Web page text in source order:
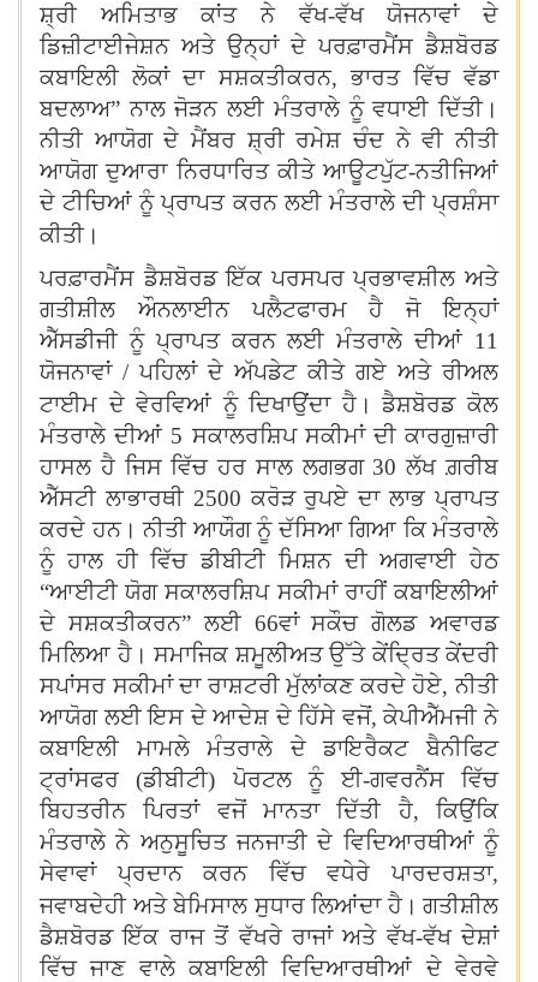
ਸ਼੍ਰੀ ਅਮਿਤਾਭ ਕਾਂਤ ਨੇ ਵੱਖ-ਵੱਖ ਯੋਜਨਾਵਾਂ ਦੇ
ਡਿਜ਼ੀਟਾਈਜੇਸ਼ਨ ਅਤੇ ਉਨ੍ਹਾਂ ਦੇ ਪਰਫ਼ਾਰਮੈਂਸ ਡੈਸ਼ਬੋਰਡ
ਕਬਾਇਲੀ ਲੋਕਾਂ ਦਾ ਸਸ਼ਕਤੀਕਰਨ,ਭਾਰਤ ਵਿੱਚ ਵੱਡਾ
ਬਦਲਾਅ”ਨਾਲ ਜੋੜਨ ਲਈ ਮੰਤਰਾਲੇ ਨੂੰ ਵਧਾਈ ਦਿੱਤੀ।
ਨੀਤੀ ਆਯੋਗ ਦੇ ਮੈਂਬਰ ਸ਼੍ਰੀ ਰਮੇਸ਼ ਚੰਦ ਨੇ ਵੀ ਨੀਤੀ
ਆਯੋਗ ਦੁਆਰਾ ਨਿਰਧਾਰਿਤ ਕੀਤੇ ਆਊਟਪੁੱਟ-ਨਤੀਜਿਆਂ
ਦੇ ਟੀਚਿਆਂ ਨੂੰ ਪ੍ਰਾਪਤ ਕਰਨ ਲਈ ਮੰਤਰਾਲੇ ਦੀ ਪ੍ਰਸ਼ੰਸਾ
ਕੀਤੀ।
ਪਰਫ਼ਾਰਮੈਂਸ ਡੈਸ਼ਬੋਰਡ ਇੱਕ ਪਰਸਪਰ ਪ੍ਰਭਾਵਸ਼ੀਲ ਅਤੇ
ਗਤੀਸ਼ੀਲ ਔਨਲਾਈਨ ਪਲੈਟਫਾਰਮ ਹੈ ਜੋ ਇਨ੍ਹਾਂ
ਐੱਸਡੀਜੀ ਨੂੰ ਪ੍ਰਾਪਤ ਕਰਨ ਲਈ ਮੰਤਰਾਲੇ ਦੀਆਂ 11
ਯੋਜਨਾਵਾਂ / ਪਹਿਲਾਂ ਦੇ ਅੱਪਡੇਟ ਕੀਤੇ ਗਏ ਅਤੇ ਰੀਅਲ
ਟਾਈਮ ਦੇ ਵੇਰਵਿਆਂ ਨੂੰ ਦਿਖਾਉਂਦਾ ਹੈ। ਡੈਸ਼ਬੋਰਡ ਕੋਲ
ਮੰਤਰਾਲੇ ਦੀਆਂ 5 ਸਕਾਲਰਸ਼ਿਪ ਸਕੀਮਾਂ ਦੀ ਕਾਰਗੁਜ਼ਾਰੀ
ਹਾਸਲ ਹੈ ਜਿਸ ਵਿੱਚ ਹਰ ਸਾਲ ਲਗਭਗ 30 ਲੱਖ ਗ਼ਰੀਬ
ਐੱਸਟੀ ਲਾਭਾਰਥੀ 2500 ਕਰੋੜ ਰੁਪਏ ਦਾ ਲਾਭ ਪ੍ਰਾਪਤ
ਕਰਦੇ ਹਨ। ਨੀਤੀ ਆਯੌਗ ਨੂੰ ਦੱਸਿਆ ਗਿਆ ਕਿ ਮੰਤਰਾਲੇ
ਨੂੰ ਹਾਲ ਹੀ ਵਿੱਚ ਡੀਬੀਟੀ ਮਿਸ਼ਨ ਦੀ ਅਗਵਾਈ ਹੇਠ
“ਆਈਟੀ ਯੋਗ ਸਕਾਲਰਸ਼ਿਪ ਸਕੀਮਾਂ ਰਾਹੀਂ ਕਬਾਇਲੀਆਂ
ਦੇ ਸਸ਼ਕਤੀਕਰਨ”ਲਈ 66ਵਾਂ ਸਕੌਚ ਗੋਲਡ ਅਵਾਰਡ
ਮਿਲਿਆ ਹੈ। ਸਮਾਜਿਕ ਸ਼ਮੂਲੀਅਤ ਉੱਤੇ ਕੇਂਦ੍ਰਿਤ ਕੇਂਦਰੀ
ਸਪਾਂਸਰ ਸਕੀਮਾਂ ਦਾ ਰਾਸ਼ਟਰੀ ਮੁੱਲਾਂਕਣ ਕਰਦੇ ਹੋਏ,ਨੀਤੀ
ਆਯੋਗ ਲਈ ਇਸ ਦੇ ਆਦੇਸ਼ ਦੇ ਹਿੱਸੇ ਵਜੋਂ,ਕੇਪੀਐੱਮਜੀ ਨੇ
ਕਬਾਇਲੀ ਮਾਮਲੇ ਮੰਤਰਾਲੇ ਦੇ ਡਾਇਰੈਕਟ ਬੈਨੀਫਿਟ
ਟ੍ਰਾਂਸਫਰ (ਡੀਬੀਟੀ) ਪੋਰਟਲ ਨੂੰ ਈ-ਗਵਰਨੈਂਸ ਵਿੱਚ
ਬਿਹਤਰੀਨ ਪਿਰਤਾਂ ਵਜੋਂ ਮਾਨਤਾ ਦਿੱਤੀ ਹੈ,ਕਿਉਂਕਿ
ਮੰਤਰਾਲੇ ਨੇ ਅਨੁਸੂਚਿਤ ਜਨਜਾਤੀ ਦੇ ਵਿਦਿਆਰਥੀਆਂ ਨੂੰ
ਸੇਵਾਵਾਂ ਪ੍ਰਦਾਨ ਕਰਨ ਵਿੱਚ ਵਧੇਰੇ ਪਾਰਦਰਸ਼ਤਾ,
ਜਵਾਬਦੇਹੀ ਅਤੇ ਬੇਮਿਸਾਲ ਸੁਧਾਰ ਲਿਆਂਦਾ ਹੈ। ਗਤੀਸ਼ੀਲ
ਡੈਸ਼ਬੋਰਡ ਇੱਕ ਰਾਜ ਤੋਂ ਵੱਖਰੇ ਰਾਜਾਂ ਅਤੇ ਵੱਖ-ਵੱਖ ਦੇਸ਼ਾਂ
ਵਿੱਚ ਜਾਣ ਵਾਲੇ ਕਬਾਇਲੀ ਵਿਦਿਆਰਥੀਆਂ ਦੇ ਵੇਰਵੇ